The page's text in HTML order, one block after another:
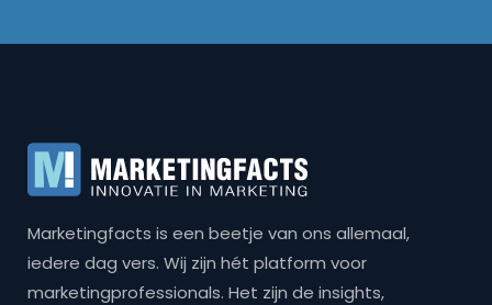
Marketingfacts is een beetje van ons allemaal,
iedere dag vers. Wij zijn hét platform voor
marketingprofessionals. Het zijn de insights,